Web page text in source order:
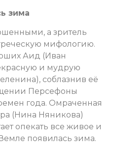
зима
а зритель
мифологию.
Аид (Иван
и мудрую
соблазнив её
Персефоны
года. Омраченная
(Нина Няникова)
опекать все живое и
появилась зима.